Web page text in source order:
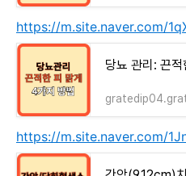
https://m.site.naver.com/
당뇨 관리: 끈
https://m.site.naver.com/